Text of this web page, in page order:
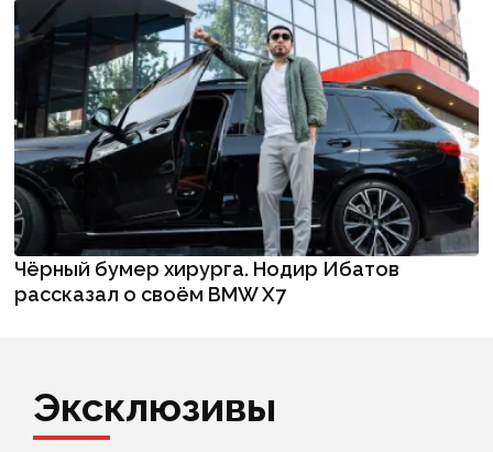
Чёрный бумер хирурга. Нодир Ибатов
рассказал о своём BMW X7
Эксклюзивы